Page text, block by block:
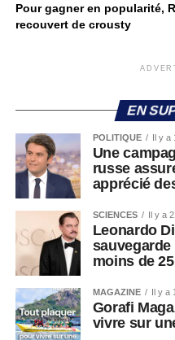
Pour gagner en popularité,
recouvert de crousty
EN
POLITIQUE Il y a
Une
russe
apprécié
SCIENCES Il y a
Leonardo
moins de
MAGAZINE Il y a
Gorafi
vivre sur